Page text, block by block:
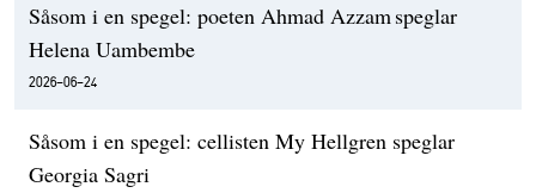
Såsom i en spegel: poeten Ahmad Azzam speglar
Helena Uambembe
2026-06-24
Såsom i en spegel: cellisten My Hellgren speglar
Georgia Sagri